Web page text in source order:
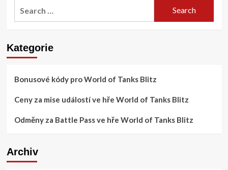
Kategorie
Bonusové kódy pro World of Tanks Blitz
Ceny za mise událostí ve hře World of Tanks Blitz
Odměny za Battle Pass ve hře World of Tanks Blitz
Archiv